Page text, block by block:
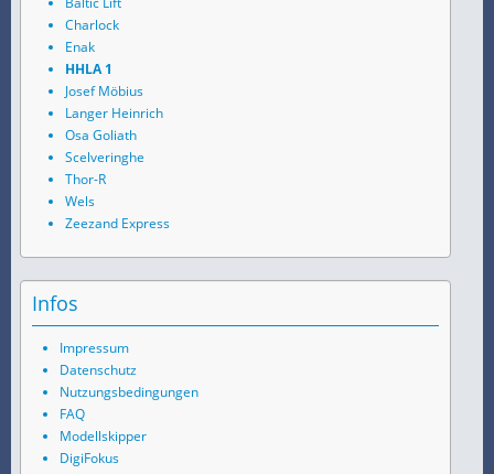
Charlock
Enak
HHLA 1
Josef Möbius
Langer Heinrich
Osa Goliath
Scelveringhe
Thor-R
Wels
Zeezand Express
Infos
Impressum
Datenschutz
Nutzungsbedingungen
FAQ
Modellskipper
DigiFokus